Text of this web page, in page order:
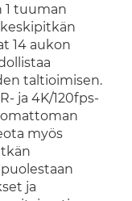
1 tuuman
14 aukon
taltioimisen.
ja 4K/120fps-
myös
ja